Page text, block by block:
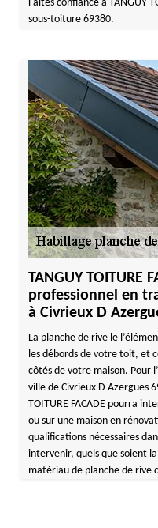
Faites confiance à TANGUY
sous-toiture 69380.
TANGUY TOITURE
professionnel en
à Civrieux D
La planche de rive le
les débords de votre toit, et
côtés de votre maison. Pour
ville de Civrieux D Azergues
TOITURE FACADE pourra
ou sur une maison en
qualifications nécessaires
intervenir, quels que soient
matériau de planche de rive